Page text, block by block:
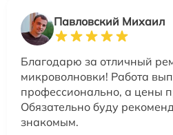
Павловский Михаил
Благодарю за отличный
микроволновки! Работа
профессионально, а цены
Обязательно буду
знакомым.